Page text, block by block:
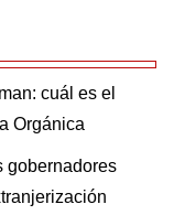
cuál es el
Orgánica
gobernadores